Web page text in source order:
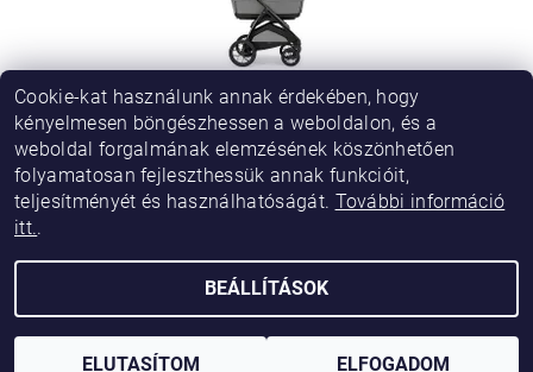
INGLESINA APTICA XT DARWIN RECLINE 4V1 TUNDRA BEIGE
KOMBINÁLT BABAKOCSI
Ft549 900(–9 %)
Ft499 900
2026 © Vikibaby, minden jog fenntartva.
Shoptet készítette
Cookie-kat használunk annak érdekében, hogy
kényelmesen böngészhessen a weboldalon, és a
weboldal forgalmának elemzésének köszönhetően
folyamatosan fejleszthessük annak funkcióit,
teljesítményét és használhatóságát. További információ
itt..
BEÁLLÍTÁSOK
ELUTASÍTOM ELFOGADOM